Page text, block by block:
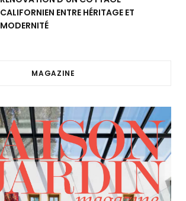
CALIFORNIEN ENTRE HÉRITAGE ET
MODERNITÉ
MAGAZINE